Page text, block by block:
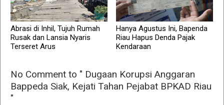
Abrasi di Inhil, Tujuh Rumah
Rusak dan Lansia Nyaris
Terseret Arus
Hanya Agustus Ini, Bapenda
Riau Hapus Denda Pajak
Kendaraan
No Comment to " Dugaan Korupsi Anggaran
Bappeda Siak, Kejati Tahan Pejabat BPKAD Riau
"